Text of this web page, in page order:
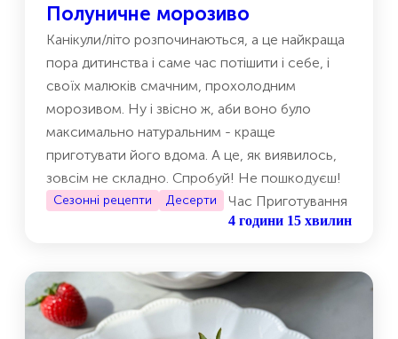
Полуничне морозиво
Канікули/літо розпочинаються, а це найкраща
пора дитинства і саме час потішити і себе, і
своїх малюків смачним, прохолодним
морозивом. Ну і звісно ж, аби воно було
максимально натуральним - краще
приготувати його вдома. А це, як виявилось,
зовсім не складно. Спробуй! Не пошкодуєш!
Сезонні рецепти Десерти Час Приготування
4 години 15 хвилин